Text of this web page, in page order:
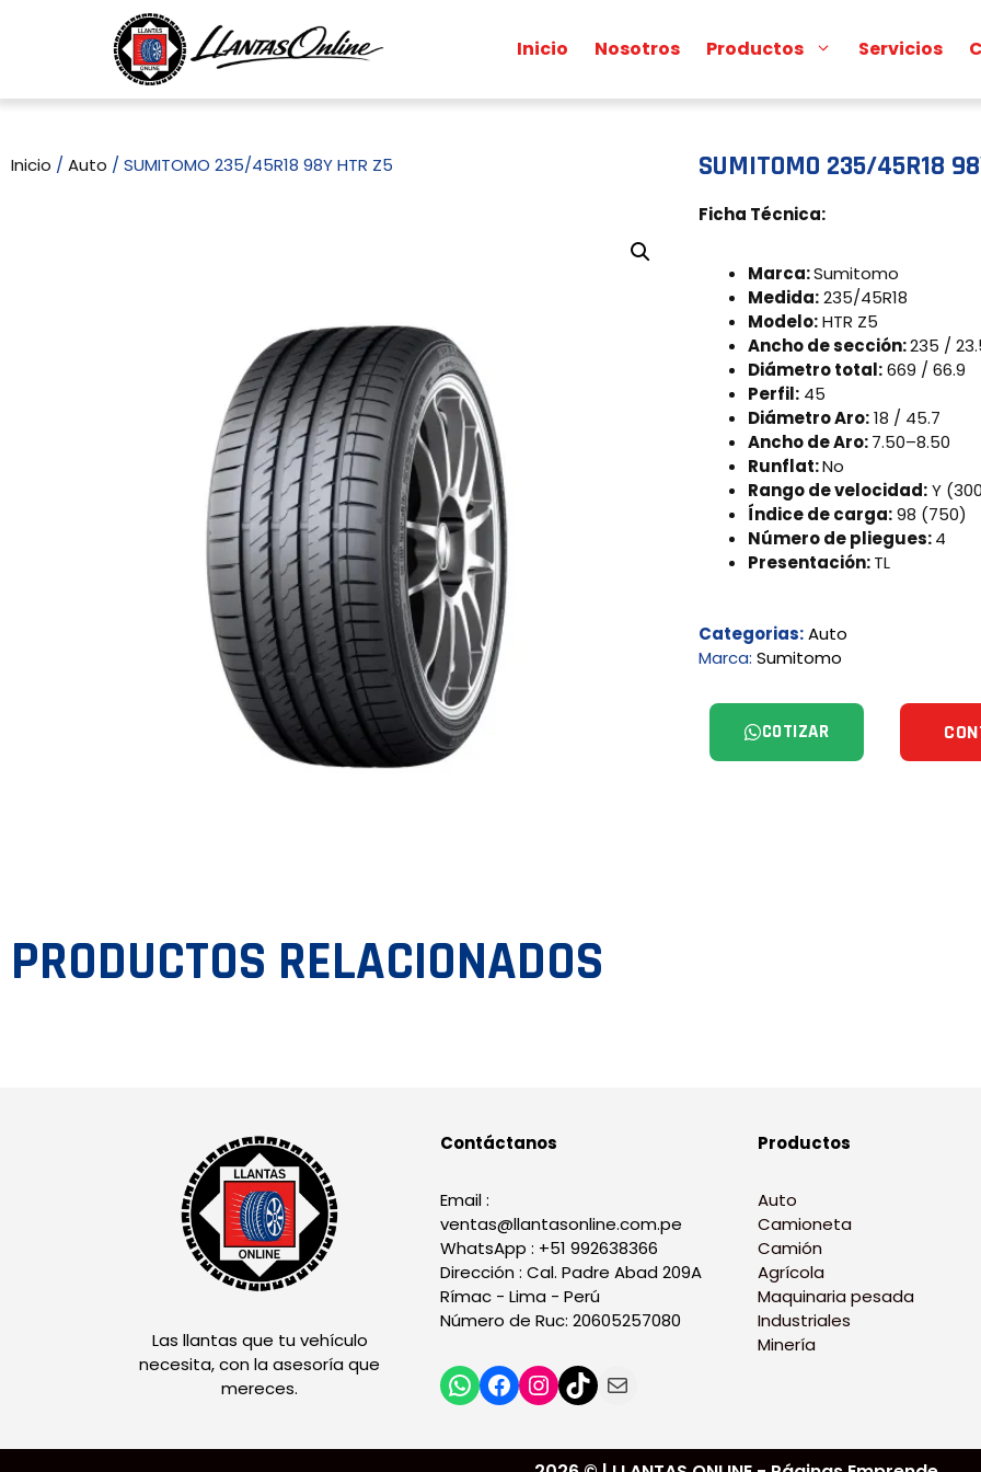
Inicio Nosotros Productos Servicios
Inicio / Auto / SUMITOMO 235/45R18 98Y HTR Z5 SUMITOMO 235/45R18
Ficha Técnica:
Marca:Sumitomo
Medida:235/45R18
Modelo:HTR Z5
Ancho de sección:235 /
Diámetro total:669 / 66.9
Perfil: 45
Diámetro Aro:18 / 45.7
Ancho de Aro:7.50–8.50
Runflat:No
Rango de velocidad:Y
Índice de carga:98 (750)
Número de pliegues:4
Presentación:TL
Categorias:Auto
Marca:Sumitomo
COTIZAR
PRODUCTOS RELACIONADOS
Las llantas que tu vehículo
necesita, con la asesoría que
mereces.
Contáctanos
Email :
ventas@llantasonline.com.pe
WhatsApp : +51 992638366
Dirección : Cal. Padre Abad 209A
Rímac - Lima - Perú
Número de Ruc: 20605257080
Productos
Auto
Camioneta
Camión
Agrícola
Maquinaria pesada
Industriales
Minería